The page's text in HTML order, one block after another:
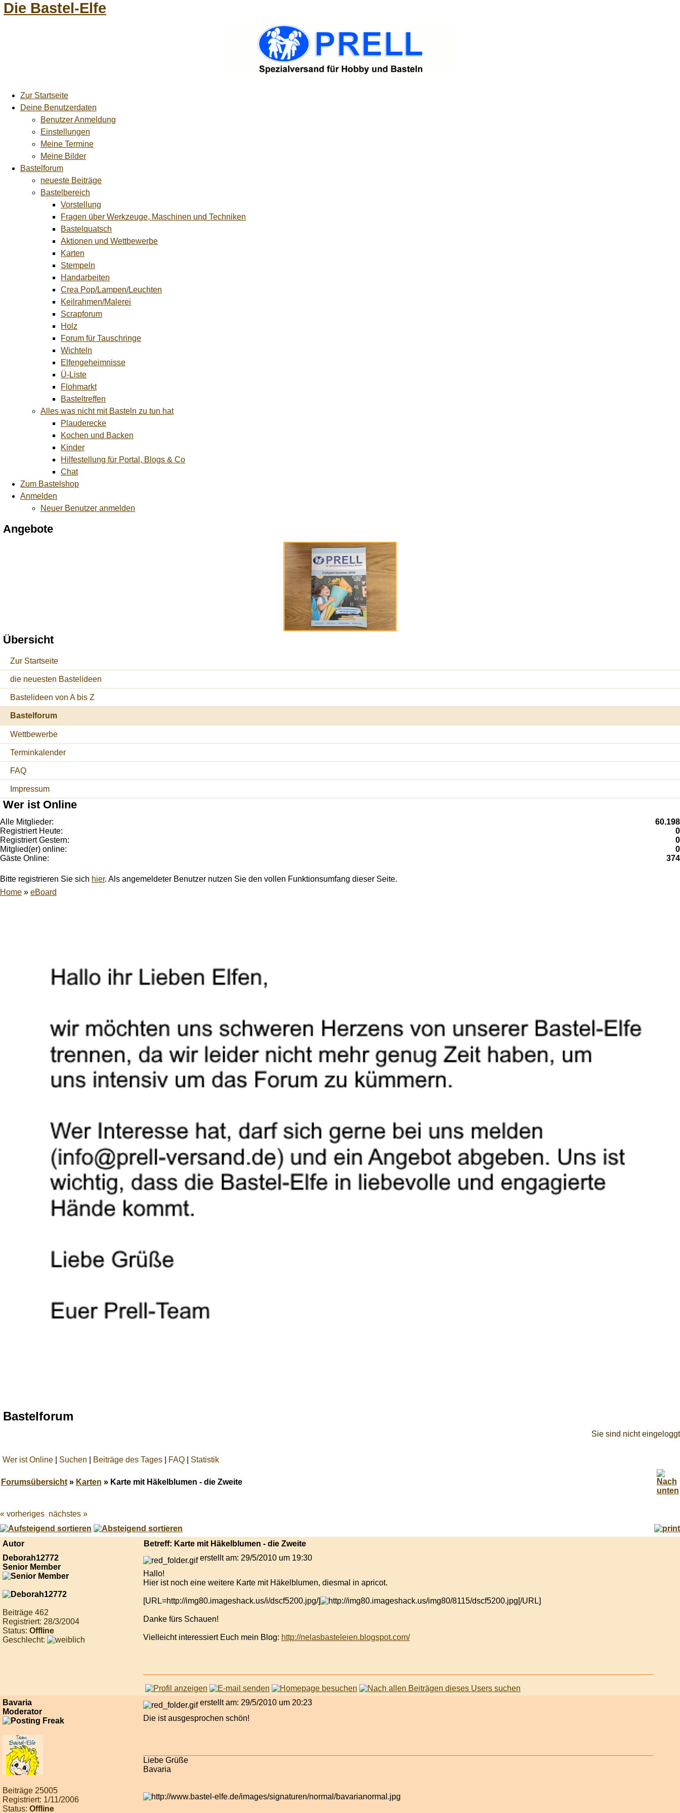
Die Bastel-Elfe
Zur Startseite
Deine Benutzerdaten
Benutzer Anmeldung
Einstellungen
Meine Termine
Meine Bilder
Bastelforum
neueste Beiträge
Bastelbereich
Vorstellung
Fragen über Werkzeuge, Maschinen und Techniken
Bastelquatsch
Aktionen und Wettbewerbe
Karten
Stempeln
Handarbeiten
Crea Pop/Lampen/Leuchten
Keilrahmen/Malerei
Scrapforum
Holz
Forum für Tauschringe
Wichteln
Elfengeheimnisse
Ü-Liste
Flohmarkt
Basteltreffen
Alles was nicht mit Basteln zu tun hat
Plauderecke
Kochen und Backen
Kinder
Hilfestellung für Portal, Blogs & Co
Chat
Zum Bastelshop
Anmelden
Neuer Benutzer anmelden
Angebote
Übersicht
Zur Startseite
die neuesten Bastelideen
Bastelideen von A bis Z
Bastelforum
Wettbewerbe
Terminkalender
FAQ
Impressum
Wer ist Online
Alle Mitglieder:
60.198
Registriert Heute:
0
Registriert Gestern:
0
Mitglied(er) online:
0
Gäste Online:
374
Bitte registrieren Sie sich hier. Als angemeldeter Benutzer nutzen Sie den vollen Funktionsumfang dieser Seite.
Home » eBoard
Bastelforum
Sie sind nicht eingeloggt
Wer ist Online Suchen Beiträge des Tages FAQ Statistik
Forumsübersicht» Karten » Karte mit Häkelblumen - die Zweite
Best
online
live
casino
« vorheriges nächstes »
Autor
Betreff: Karte mit Häkelblumen - die Zweite
Deborah12772
Senior Member
Beiträge 462
Registriert: 28/3/2004
Status: Offline
Geschlecht:
erstellt am: 29/5/2010 um 19:30
Hallo!
Hier ist noch eine weitere Karte mit Häkelblumen, diesmal in apricot.
[URL=http://img80.imageshack.us/i/dscf5200.jpg/] [/URL]
Danke fürs Schauen!
Vielleicht interessiert Euch mein Blog: http://nelasbasteleien.blogspot.com/
Bavaria
Moderator
Beiträge 25005
Registriert: 1/11/2006
Status: Offline
erstellt am: 29/5/2010 um 20:23
Die ist ausgesprochen schön!
Liebe Grüße
Bavaria